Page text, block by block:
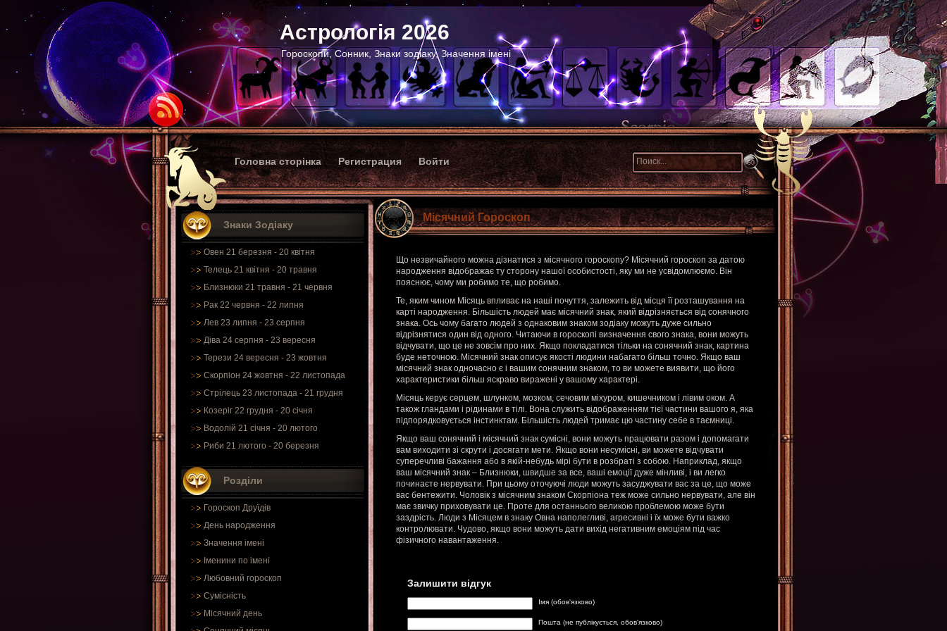
Астрологія 2026
Гороскопи, Сонник, Знаки зодіаку, Значення імені
Головна сторінка Регистрация Войти
Знаки Зодіаку
Овен 21 березня - 20 квітня
Телець 21 квітня - 20 травня
Близнюки 21 травня - 21 червня
Рак 22 червня - 22 липня
Лев 23 липня - 23 серпня
Діва 24 серпня - 23 вересня
Терези 24 вересня - 23 жовтня
Скорпіон 24 жовтня - 22 листопада
Стрілець 23 листопада - 21 грудня
Козеріг 22 грудня - 20 січня
Водолій 21 січня - 20 лютого
Риби 21 лютого - 20 березня
Розділи
Гороскоп Друїдів
День народження
Значення імені
Іменини по імені
Любовний гороскоп
Сумісність
Місячний день
Місячний Гороскоп
Що незвичайного можна дізнатися з місячного гороскопу? Місячний гороскоп за датою
народження відображає ту сторону нашої особистості, яку ми не усвідомлюємо. Він
пояснює, чому ми робимо те, що робимо.
Те, яким чином Місяць впливає на наші почуття, залежить від місця її розташування на
карті народження. Більшість людей має місячний знак, який відрізняється від сонячного
знака. Ось чому багато людей з однаковим знаком зодіаку можуть дуже сильно
відрізнятися один від одного. Читаючи в гороскопі визначення свого знака, вони можуть
відчувати, що це не зовсім про них. Якщо покладатися тільки на сонячний знак, картина
буде неточною. Місячний знак описує якості людини набагато більш точно. Якщо ваш
місячний знак одночасно є і вашим сонячним знаком, то ви можете виявити, що його
характеристики більш яскраво виражені у вашому характері.
Місяць керує серцем, шлунком, мозком, сечовим міхуром, кишечником і лівим оком. А
також гландами і рідинами в тілі. Вона служить відображенням тієї частини вашого я, яка
підпорядковується інстинктам. Більшість людей тримає цю частину себе в таємниці.
Якщо ваш сонячний і місячний знак сумісні, вони можуть працювати разом і допомагати
вам виходити зі скрути і досягати мети. Якщо вони несумісні, ви можете відчувати
суперечливі бажання або в якій-небудь мірі бути в розбраті з собою. Наприклад, якщо
ваш місячний знак – Близнюки, швидше за все, ваші емоції дуже мінливі, і ви легко
починаєте нервувати. При цьому оточуючі люди можуть засуджувати вас за це, що може
вас бентежити. Чоловік з місячним знаком Скорпіона теж може сильно нервувати, але він
має звичку приховувати це. Проте для останнього великою проблемою може бути
заздрість. Люди з Місяцем в знаку Овна наполегливі, агресивні і їх може бути важко
контролювати. Чудово, якщо вони можуть дати вихід негативним емоціям під час
фізичного навантаження.
Залишити відгук
Імя (обов'язково)
Пошта (не публікується, обов'язково)